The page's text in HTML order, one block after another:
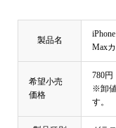
製品名
Max
希望小売
価格
780円
※卸
す。